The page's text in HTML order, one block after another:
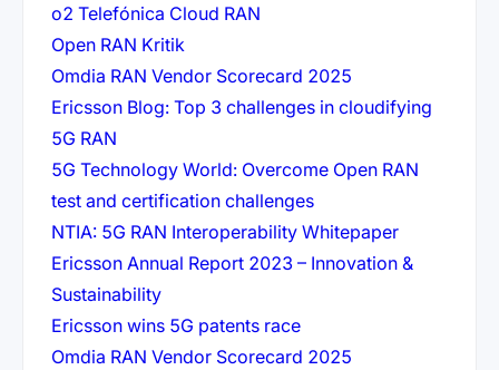
o2 Telefónica Cloud RAN(öffnet in neuem Tab)
Open RAN Kritik(öffnet in neuem Tab)
Omdia RAN Vendor Scorecard 2025(öffnet in neuem
Ericsson Blog: Top 3 challenges in cloudifying
5G RAN(öffnet in neuem Tab)
5G Technology World: Overcome Open RAN
test and certification challenges(öffnet in neuem Tab)
NTIA: 5G RAN Interoperability Whitepaper(öffnet in
Ericsson Annual Report 2023 – Innovation &
Sustainability(öffnet in neuem Tab)
Ericsson wins 5G patents race(öffnet in neuem Tab)
Omdia RAN Vendor Scorecard 2025(öffnet in neuem